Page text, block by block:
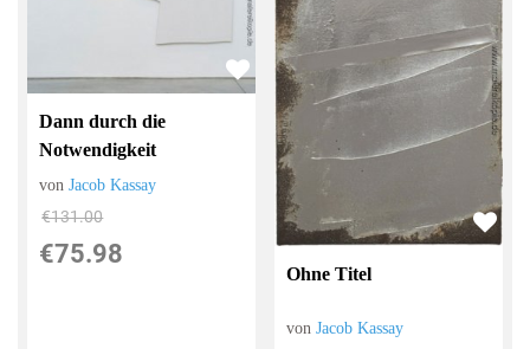
Dann durch die
Notwendigkeit
vonJacob Kassay
€131.00
€75.98
Ohne Titel
vonJacob Kassay